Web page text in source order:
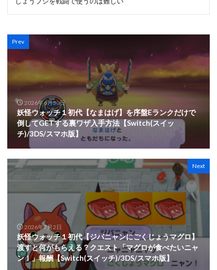
Prev
2026年6月30日
妖怪ウォッチ１初代【なまはげ】を序盤Eランクだけで
倒してGETする裏ワザ入手方法【Switch(スイッ
チ)/3DS/スマホ版】
Next
2026年7月2日
妖怪ウォッチ１初代【ジバニャンにごくじょうマグロ】
渡すと何がもらえる？クエスト「マグロが食べたいニャ
ン！」報酬【Switch(スイッチ)/3DS/スマホ版】